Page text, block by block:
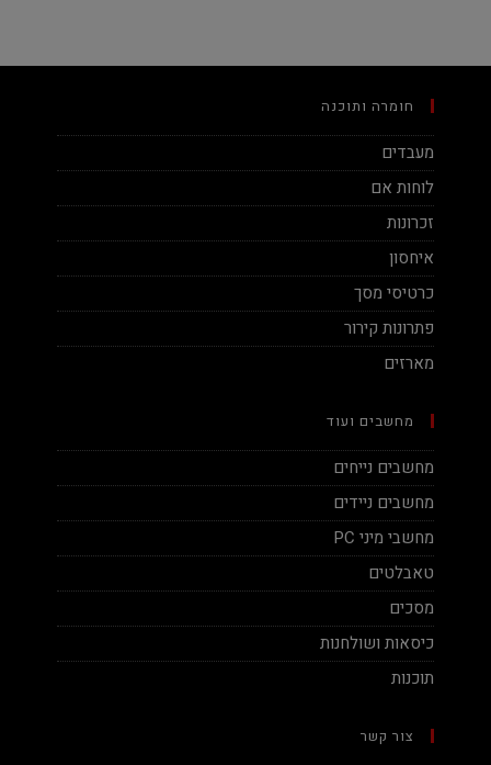
חומרה ותוכנה
מעבדים
לוחות אם
זכרונות
איחסון
כרטיסי מסך
פתרונות קירור
מארזים
מחשבים ועוד
מחשבים נייחים
מחשבים ניידים
מחשבי מיני PC
טאבלטים
מסכים
כיסאות ושולחנות
תוכנות
צור קשר